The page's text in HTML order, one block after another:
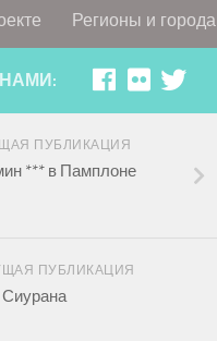
Регионы и города
ПУБЛИКАЦИЯ
*** в Памплоне
ПУБЛИКАЦИЯ
Сиурана